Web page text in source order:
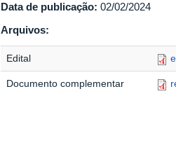
Data de publicação: 02/02/2024
Arquivos:
Edital
Documento complementar